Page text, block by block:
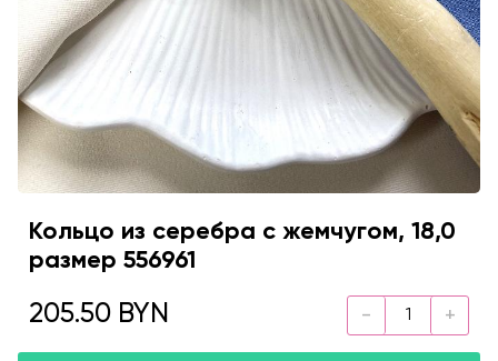
Кольцо из серебра с жемчугом, 18,0
размер 556961
205.50 BYN